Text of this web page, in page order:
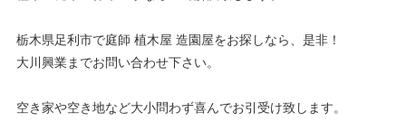
栃木県足利市で庭師 植木屋 造園屋をお探しなら、是非！
大川興業までお問い合わせ下さい。
空き家や空き地など大小問わず喜んでお引受け致します。